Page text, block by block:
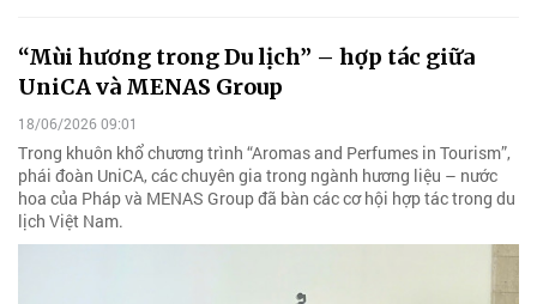
“Mùi hương trong Du lịch” – hợp tác giữa
UniCA và MENAS Group
18/06/2026 09:01
Trong khuôn khổ chương trình “Aromas and Perfumes in Tourism”,
phái đoàn UniCA, các chuyên gia trong ngành hương liệu – nước
hoa của Pháp và MENAS Group đã bàn các cơ hội hợp tác trong du
lịch Việt Nam.